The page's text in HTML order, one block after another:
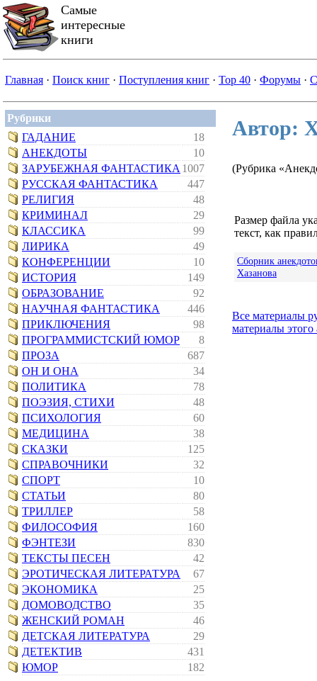
Самые
интересные
книги
Главная · Поиск книг · Поступления книг · Top 40 · Форумы ·
Рубрики
ГАДАНИЕ
18
АНЕКДОТЫ
10
ЗАРУБЕЖНАЯ ФАНТАСТИКА 1007
РУССКАЯ ФАНТАСТИКА
447
РЕЛИГИЯ
48
КРИМИНАЛ
29
КЛАССИКА
99
ЛИРИКА
49
КОНФЕРЕНЦИИ
10
ИСТОРИЯ
149
ОБРАЗОВАНИЕ
92
НАУЧНАЯ ФАНТАСТИКА
446
ПРИКЛЮЧЕНИЯ
98
ПРОГРАММИСТСКИЙ ЮМОР
8
ПРОЗА
687
ОН И ОНА
34
ПОЛИТИКА
78
ПОЭЗИЯ, СТИХИ
48
ПСИХОЛОГИЯ
60
МЕДИЦИНА
38
СКАЗКИ
125
СПРАВОЧНИКИ
32
СПОРТ
10
СТАТЬИ
80
ТРИЛЛЕР
58
ФИЛОСОФИЯ
160
ФЭНТЕЗИ
830
ТЕКСТЫ ПЕСЕН
42
ЭРОТИЧЕСКАЯ ЛИТЕРАТУРА
67
ЭКОНОМИКА
25
ДОМОВОДСТВО
35
ЖЕНСКИЙ РОМАН
46
ДЕТСКАЯ ЛИТЕРАТУРА
29
ДЕТЕКТИВ
431
ЮМОР
182
Автор:
(Рубрика
Размер файла
текст, как
Сборник
Хазанова
Все материалы
материалы этого